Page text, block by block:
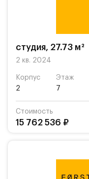
студия, 27.73 м²
2 кв. 2024
Корпус
2
Этаж
7
Стоимость
15 762 536 ₽